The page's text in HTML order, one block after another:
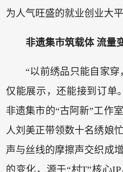
为人气旺盛的就业创业大平
非遗集市筑载体 流量
“以前绣品只能自家穿
仅能展示，还能接到订单
非遗集市的“古阿新”工作
人刘美正带领数十名绣娘
声与丝线的摩擦声交织成
的变化，源于“村T”核心